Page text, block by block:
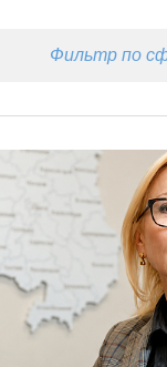
Фильтр по